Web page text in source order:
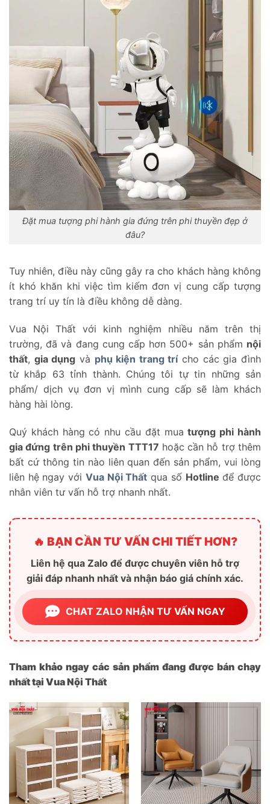
Đặt mua tượng phi hành gia đứng trên phi thuyền đẹp ở
đâu?
Tuy nhiên, điều này cũng gây ra cho khách hàng không
ít khó khăn khi việc tìm kiếm đơn vị cung cấp tượng
trang trí uy tín là điều không dễ dàng.
Vua Nội Thất với kinh nghiệm nhiều năm trên thị
trường, đã và đang cung cấp hơn 500+ sản phẩm nội
thất, gia dụng và phụ kiện trang trícho các gia đình
từ khắp 63 tỉnh thành. Chúng tôi tự tin những sản
phẩm/ dịch vụ đơn vị mình cung cấp sẽ làm khách
hàng hài lòng.
Quý khách hàng có nhu cầu đặt muatượng phi hành
gia đứng trên phi thuyền TTT17 hoặc cần hỗ trợ thêm
bất cứ thông tin nào liên quan đến sản phẩm, vui lòng
liên hệ ngay với Vua Nội Thất qua số Hotline để được
nhân viên tư vấn hỗ trợ nhanh nhất.
🔥 BẠN CẦN TƯ VẤN CHI TIẾT HƠN?
Liên hệ qua Zalo để được chuyên viên hỗ trợ
giải đáp nhanh nhất và nhận báo giá chính xác.
CHAT ZALO NHẬN TƯ VẤN NGAY
Tham khảo ngay các sản phẩm đang được bán chạy
nhất tại Vua Nội Thất